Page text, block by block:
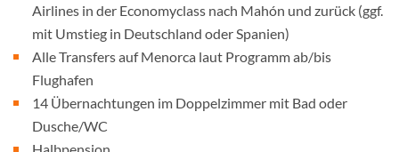
Airlines in der Economyclass nach Mahón und zurück (ggf.
mit Umstieg in Deutschland oder Spanien)
Alle Transfers auf Menorca laut Programm ab/bis
Flughafen
14 Übernachtungen im Doppelzimmer mit Bad oder
Dusche/WC